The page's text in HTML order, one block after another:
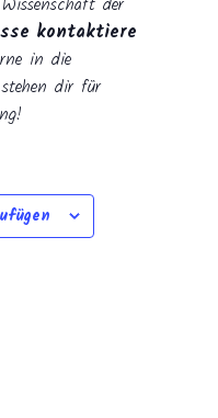
kontaktiere
in die
dir für